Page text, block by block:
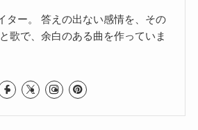
ター。 答えの出ない感情を、その
歌で、余白のある曲を作っていま